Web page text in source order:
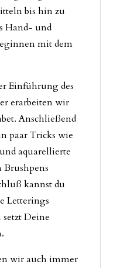
bis hin zu
Hand- und
mit dem
Einführung des
erarbeiten wir
Anschließend
paar Tricks wie
aquarellierte
kannst du
Letterings
Deine
wir auch immer